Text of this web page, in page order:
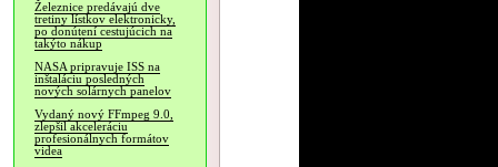
Železnice predávajú dve
tretiny lístkov elektronicky,
po donútení cestujúcich na
takýto nákup
NASA pripravuje ISS na
inštaláciu posledných
nových solárnych panelov
Vydaný nový FFmpeg 9.0,
zlepšil akceleráciu
profesionálnych formátov
videa